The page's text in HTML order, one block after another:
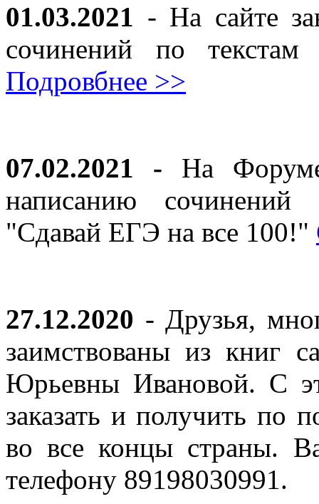
01.03.2021 - На сайте
сочинений по
Подровбнее >>
07.02.2021 - На
написанию
"Сдавай ЕГЭ на все 100!"
27.12.2020 - Друзья,
заимствованы из книг
Юрьевны Ивановой. С
заказать и получить по
во все концы страны.
телефону 89198030991.